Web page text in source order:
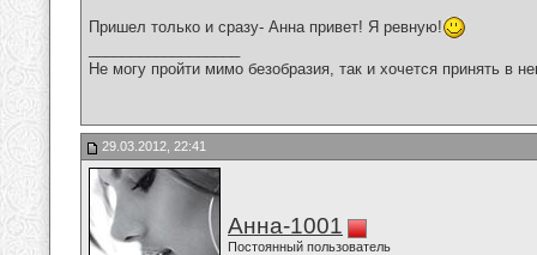
Пришел только и сразу- Анна привет! Я ревную!
Не могу пройти мимо безобразия, так и хочется принять в
29.03.2012, 22:41
Анна-1001
Постоянный пользователь